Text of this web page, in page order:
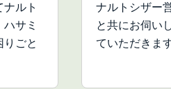
ナルト
サミ
りごと
ナルトシザー
と共にお伺い
ていただきます